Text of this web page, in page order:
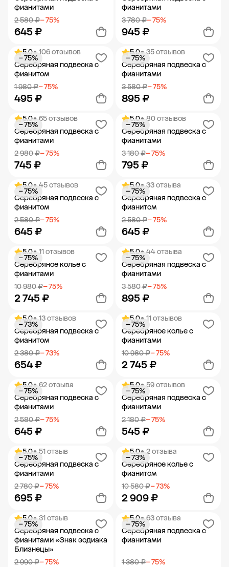
фианитами
2 580 ₽− 75%
645 ₽
Добавить в корзину
фианитами
3 780 ₽− 75%
945 ₽
Добавить в корзину
5.0• 106 отзывов
Серебряная подвеска с
фианитом
1 980 ₽− 75%
495 ₽
− 75%
Добавить в корзину
5.0• 35 отзывов
Серебряная подвеска с
фианитами
3 580 ₽− 75%
895 ₽
− 75%
Добавить в корзину
5.0• 65 отзывов
Серебряная подвеска с
фианитами
2 980 ₽− 75%
745 ₽
− 75%
Добавить в корзину
5.0• 80 отзывов
Серебряная подвеска с
фианитами
3 180 ₽− 75%
795 ₽
− 75%
Добавить в корзину
5.0• 45 отзывов
Серебряная подвеска с
фианитом
2 580 ₽− 75%
645 ₽
− 75%
Добавить в корзину
5.0• 33 отзыва
Серебряная подвеска с
фианитом
2 580 ₽− 75%
645 ₽
− 75%
Добавить в корзину
5.0• 11 отзывов
Серебряное колье с
фианитами
10 980 ₽− 75%
2 745 ₽
− 75%
Добавить в корзину
5.0• 44 отзыва
Серебряная подвеска с
фианитами
3 580 ₽− 75%
895 ₽
− 75%
Добавить в корзину
5.0• 13 отзывов
Серебряная подвеска с
фианитом
2 380 ₽− 73%
654 ₽
− 73%
Добавить в корзину
5.0• 11 отзывов
Серебряное колье с
фианитами
10 980 ₽− 75%
2 745 ₽
− 75%
Добавить в корзину
5.0• 62 отзыва
Серебряная подвеска с
фианитами
2 580 ₽− 75%
645 ₽
− 75%
Добавить в корзину
5.0• 59 отзывов
Серебряная подвеска с
фианитами
2 180 ₽− 75%
545 ₽
− 75%
Добавить в корзину
5.0• 51 отзыв
Серебряная подвеска с
фианитами
2 780 ₽− 75%
695 ₽
− 75%
Добавить в корзину
5.0• 2 отзыва
Серебряное колье с
фианитом
10 580 ₽− 73%
2 909 ₽
− 73%
Добавить в корзину
5.0• 31 отзыв
Серебряная подвеска с
фианитами «Знак зодиака
Близнецы»
2 990 ₽− 75%
− 75%
5.0• 63 отзыва
Серебряная подвеска с
фианитами
1 380 ₽− 75%
− 75%